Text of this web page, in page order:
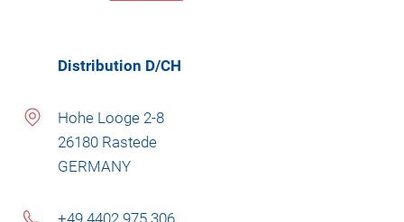
Distribution D/CH
Hohe Looge 2-8
26180 Rastede
GERMANY
+49 4402 975 306